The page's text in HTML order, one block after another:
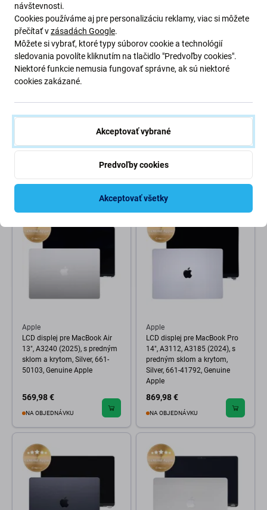
LCD displej pre MacBook Air
13", A3240 (2025), s predným
50105, Genuine Apple
NA OBJEDNÁVKU
LCD displej pre MacBook Air
13", A3240 (2025), s predným
50104, Genuine Apple
569,98 €
NA OBJEDNÁVKU
Apple
LCD displej pre MacBook Air
13", A3240 (2025), s predným
sklom a krytom, Silver, 661-
50103, Genuine Apple
569,98 €
NA OBJEDNÁVKU
Apple
LCD displej pre MacBook Pro
14", A3112, A3185 (2024), s
predným sklom a krytom,
Silver, 661-41792, Genuine
Apple
869,98 €
NA OBJEDNÁVKU
návštevnosti.
Cookies používáme aj pre personalizáciu reklamy, viac si môžete
přečítať vzásadách Google.
Môžete si vybrať, ktoré typy súborov cookie a technológií
sledovania povolíte kliknutím na tlačidlo "Predvoľby cookies".
Niektoré funkcie nemusia fungovať správne, ak sú niektoré
cookies zakázané.
Akceptovať vybrané
Predvoľby cookies
Akceptovať všetky